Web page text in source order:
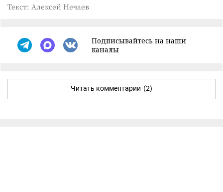
Текст: Алексей Нечаев
Подписывайтесь на наши
каналы
Читать комментарии (2)